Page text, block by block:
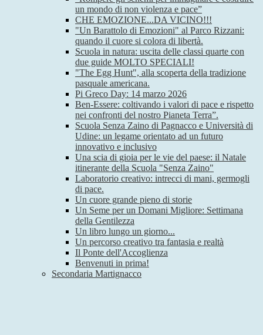
un mondo di non violenza e pace”
CHE EMOZIONE...DA VICINO!!!
"Un Barattolo di Emozioni" al Parco Rizzani:
quando il cuore si colora di libertà.
Scuola in natura: uscita delle classi quarte con
due guide MOLTO SPECIALI!
"The Egg Hunt", alla scoperta della tradizione
pasquale americana.
Pi Greco Day: 14 marzo 2026
Ben-Essere: coltivando i valori di pace e rispetto
nei confronti del nostro Pianeta Terra”.
Scuola Senza Zaino di Pagnacco e Università di
Udine: un legame orientato ad un futuro
innovativo e inclusivo
Una scia di gioia per le vie del paese: il Natale
itinerante della Scuola "Senza Zaino"
Laboratorio creativo: intrecci di mani, germogli
di pace.
Un cuore grande pieno di storie
Un Seme per un Domani Migliore: Settimana
della Gentilezza
Un libro lungo un giorno...
Un percorso creativo tra fantasia e realtà
Il Ponte dell'Accoglienza
Benvenuti in prima!
Secondaria Martignacco